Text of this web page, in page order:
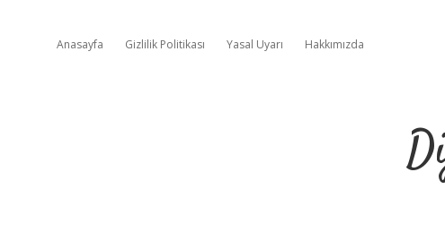
Anasayfa Gizlilik Politikası Yasal Uyarı Hakkımızda